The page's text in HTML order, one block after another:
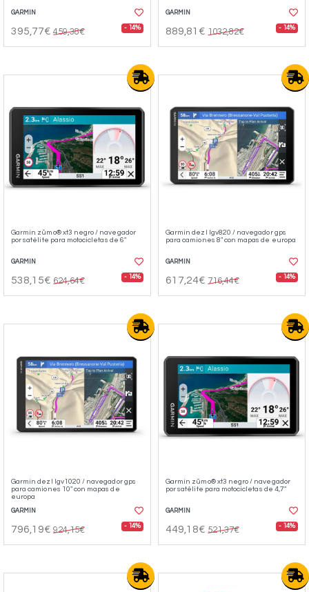
GARMIN
395,77€ 459,38€ - 14%
GARMIN
889,81€ 1032,82€ - 14%
Garmin zūmo® xt3 negro / navegador
por satélite para motocicletas de 6″
GARMIN
538,15€ 624,64€ - 14%
Garmin dezl lgv820 / navegador gps
para camiones 8" con mapas de europa
GARMIN
617,24€ 716,44€ - 14%
Garmin dezl lgv1020 / navegador gps
para camiones 10" con mapas de
europa
GARMIN
796,19€ 924,15€ - 14%
Garmin zūmo® xt3 negro / navegador
por satélite para motocicletas de 4,7″
GARMIN
449,18€ 521,37€ - 14%